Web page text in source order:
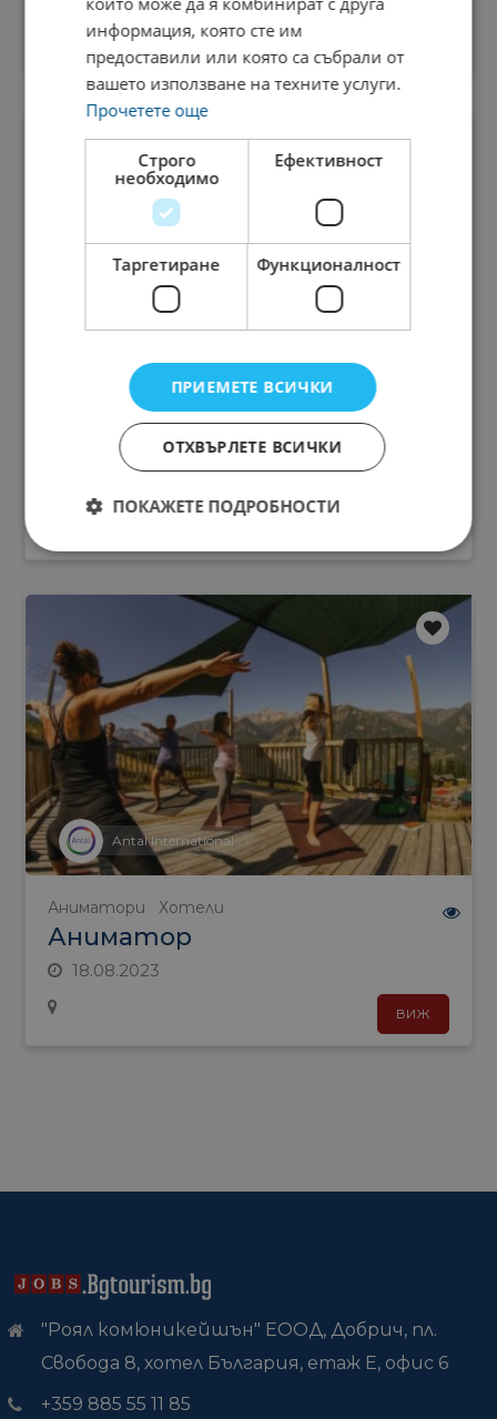
Ресторанти
Сладкар
Antal International
Аниматори Хотели
Аниматор
18.08.2023
ВИЖ
"Роял комюникейшън" ЕООД, Добрич, пл.
Свобода 8, хотел България, етаж Е, офис 6
+359 885 55 11 85
информация, която сте им
предоставили или която са събрали от
вашето използване на техните услуги.
Прочетете още
Строго
необходимо
Ефективност
Таргетиране Функционалност
ПРИЕМЕТЕ ВСИЧКИ
ОТХВЪРЛЕТЕ ВСИЧКИ
ПОКАЖЕТЕ ПОДРОБНОСТИ